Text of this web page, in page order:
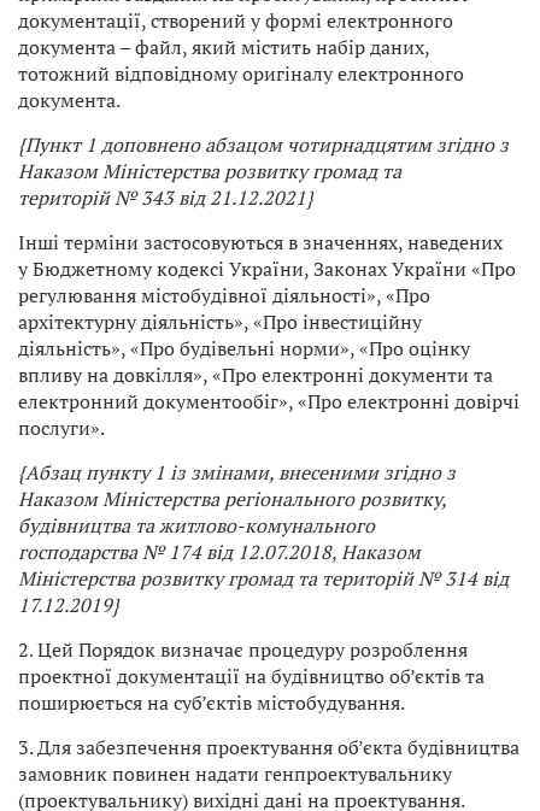
документації, створений у формі електронного
документа – файл, який містить набір даних,
тотожний відповідному оригіналу електронного
документа.
{Пункт 1 доповнено абзацом чотирнадцятим згідно з
НаказомМіністерства розвитку громад та
територій№ 343 від 21.12.2021}
Інші терміни застосовуються в значеннях, наведених
у Бюджетному кодексі України, Законах України «Про
регулювання містобудівної діяльності», «Про
архітектурну діяльність», «Про інвестиційну
діяльність», «Про будівельні норми», «Про оцінку
впливу на довкілля», «Про електронні документи та
електронний документообіг», «Про електронні довірчі
послуги».
{Абзац пункту 1 із змінами, внесеними згідно з
Наказом Міністерства регіонального розвитку,
будівництва та житлово-комунального
господарства№ 174 від 12.07.2018, Наказом
Міністерства розвитку громад та територій № 314 від
17.12.2019}
2. Цей Порядок визначає процедуру розроблення
проектної документації на будівництво об’єктів та
поширюється на суб’єктів містобудування.
3. Для забезпечення проектування об’єкта будівництва
замовник повинен надати генпроектувальнику
(проектувальнику) вихідні дані на проектування.